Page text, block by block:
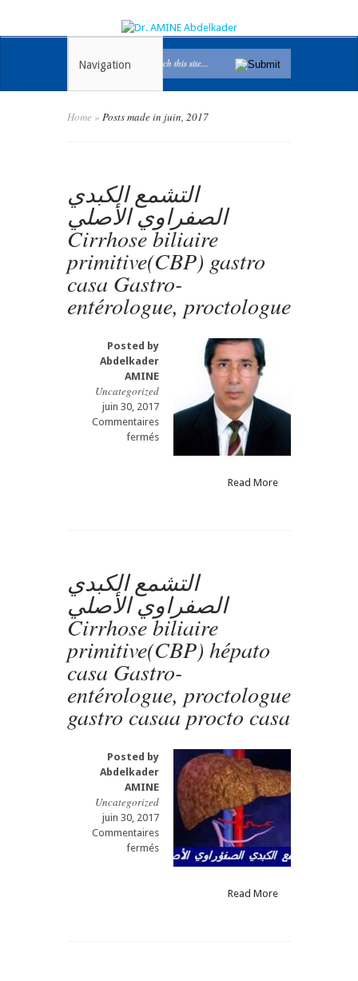
Navigation
Home » Posts made in juin, 2017
التشمع الكبدي
الصفراوي الأصلي
Cirrhose biliaire
primitive(CBP) gastro
casa Gastro-
entérologue, proctologue
Posted by
Abdelkader
AMINE
Uncategorized
juin 30, 2017
Commentaires
ferméssur
Gastro-
entérologue,
proctologue
Read More
التشمع الكبدي
الصفراوي الأصلي
Cirrhose biliaire
primitive(CBP) hépato
casa Gastro-
entérologue, proctologue
gastro casaa procto casa
Posted by
Abdelkader
AMINE
Uncategorized
juin 30, 2017
Commentaires
ferméssur
التشمع
Read More